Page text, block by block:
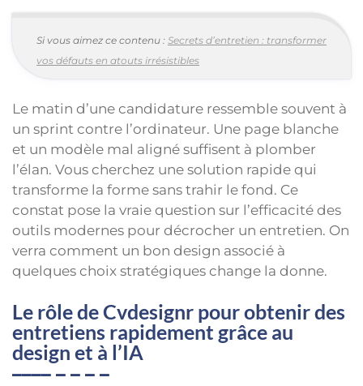
Si vous aimez ce contenu : Secrets d’entretien : transformer
vos défauts en atouts irrésistibles
Le matin d’une candidature ressemble souvent à
un sprint contre l’ordinateur. Une page blanche
et un modèle mal aligné suffisent à plomber
l’élan. Vous cherchez une solution rapide qui
transforme la forme sans trahir le fond. Ce
constat pose la vraie question sur l’efficacité des
outils modernes pour décrocher un entretien. On
verra comment un bon design associé à
quelques choix stratégiques change la donne.
Le rôle de Cvdesignr pour obtenir des
entretiens rapidement grâce au
design et à l’IA